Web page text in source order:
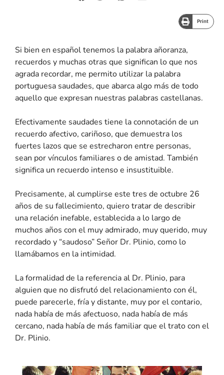
Print
Si bien en español tenemos la palabra añoranza,
recuerdos y muchas otras que significan lo que nos
agrada recordar, me permito utilizar la palabra
portuguesa saudades, que abarca algo más de todo
aquello que expresan nuestras palabras castellanas.
Efectivamente saudades tiene la connotación de un
recuerdo afectivo, cariñoso, que demuestra los
fuertes lazos que se estrecharon entre personas,
sean por vínculos familiares o de amistad. También
significa un recuerdo intenso e insustituible.
Precisamente, al cumplirse este tres de octubre 26
años de su fallecimiento, quiero tratar de describir
una relación inefable, establecida a lo largo de
muchos años con el muy admirado, muy querido, muy
recordado y “saudoso” Señor Dr. Plinio, como lo
llamábamos en la intimidad.
La formalidad de la referencia al Dr. Plinio, para
alguien que no disfrutó del relacionamiento con él,
puede parecerle, fría y distante, muy por el contario,
nada había de más afectuoso, nada había de más
cercano, nada había de más familiar que el trato con el
Dr. Plinio.